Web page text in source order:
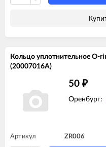
Кольцо уплотнительное O-
(20007016A)
50 ₽
Оренбург:
Артикул ZR006